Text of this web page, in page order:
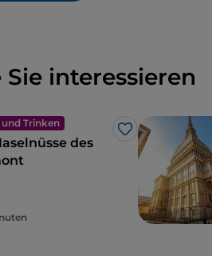
interessieren
und Trinken
Like
des